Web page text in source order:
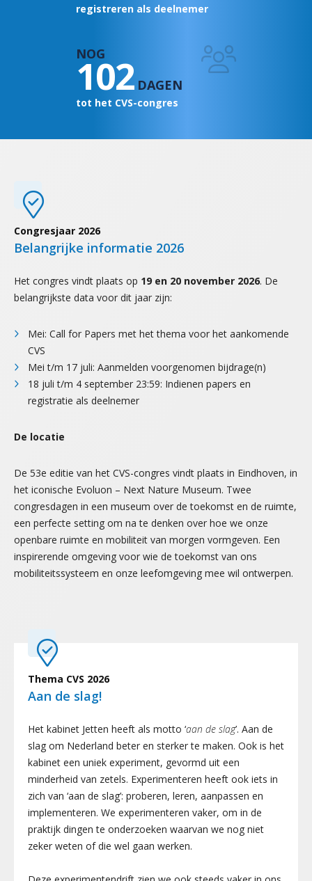
registreren als deelnemer
NOG
102 DAGEN
tot het CVS-congres
Congresjaar 2026
Belangrijke informatie 2026
Het congres vindt plaats op 19 en 20 november 2026. De
belangrijkste data voor dit jaar zijn:
Mei: Call for Papers met het thema voor het aankomende
CVS
Mei t/m 17 juli: Aanmelden voorgenomen bijdrage(n)
18 juli t/m 4 september 23:59: Indienen papers en
registratie als deelnemer
De locatie
De 53e editie van het CVS-congres vindt plaats in Eindhoven, in
het iconische Evoluon – Next Nature Museum. Twee
congresdagen in een museum over de toekomst en de ruimte,
een perfecte setting om na te denken over hoe we onze
openbare ruimte en mobiliteit van morgen vormgeven. Een
inspirerende omgeving voor wie de toekomst van ons
mobiliteitssysteem en onze leefomgeving mee wil ontwerpen.
Thema CVS 2026
Aan de slag!
Het kabinet Jetten heeft als motto ‘aan de slag’. Aan de
slag om Nederland beter en sterker te maken. Ook is het
kabinet een uniek experiment, gevormd uit een
minderheid van zetels. Experimenteren heeft ook iets in
zich van ‘aan de slag’: proberen, leren, aanpassen en
implementeren. We experimenteren vaker, om in de
praktijk dingen te onderzoeken waarvan we nog niet
zeker weten of die wel gaan werken.